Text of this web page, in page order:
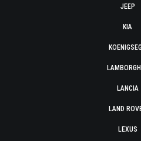
JEEP
KIA
LANCIA
LAND
LEXUS